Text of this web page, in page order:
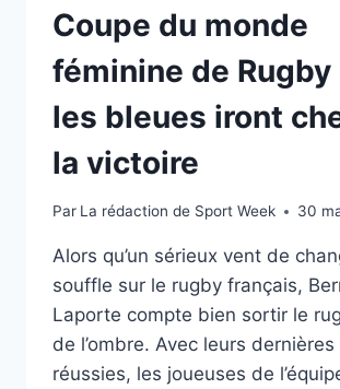
Coupe du monde
féminine de Rugby
les bleues iront
la victoire
Par La rédaction de Sport Week 30
Alors qu’un sérieux vent de
souffle sur le rugby français,
Laporte compte bien sortir le
de l’ombre. Avec leurs
réussies, les joueuses de